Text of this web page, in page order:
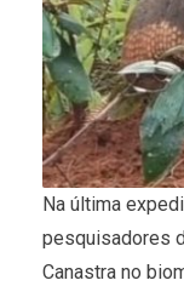
Na última
pesquisadores
Canastra no